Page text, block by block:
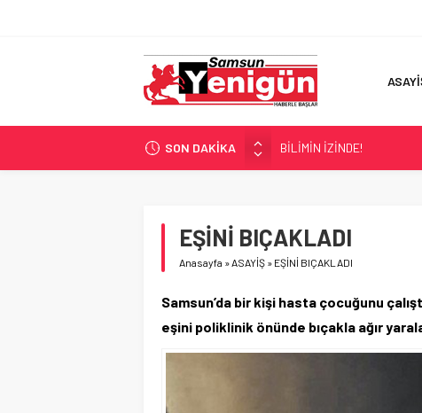
SON DAKİKA
BİLİMİN İZİNDE!
TIR’A ‘ZEHİR’ BASKINI!
UÇURUMDA CAN PAZARI!
SAMSUN YANACAK!
EŞİNİ BIÇAKLADI
Anasayfa »ASAYİŞ » EŞİNİ BIÇAKLADI
Samsun’da bir kişi hasta çocuğunu
eşini poliklinik önünde bıçakla ağır